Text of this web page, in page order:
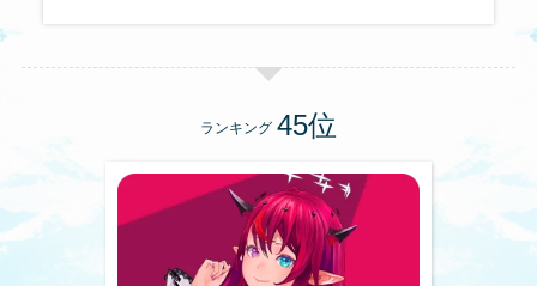
ランキング